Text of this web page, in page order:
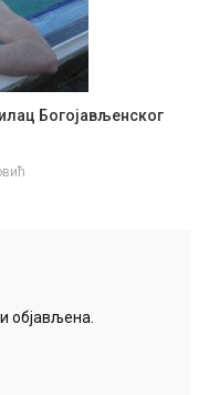
Богојављенског
објављена.